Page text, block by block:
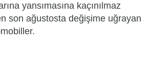
yansımasına kaçınılmaz
son ağustosta değişime uğrayan